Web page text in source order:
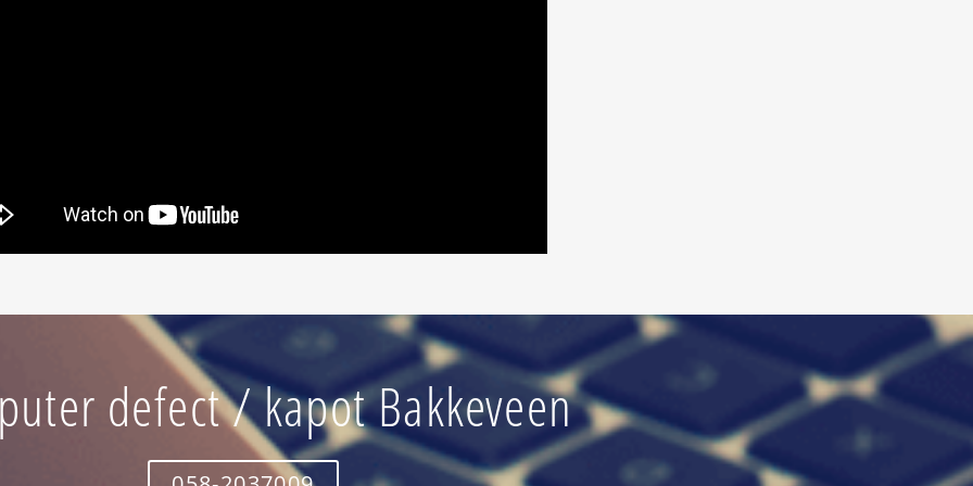
defect / kapot Bakkeveen